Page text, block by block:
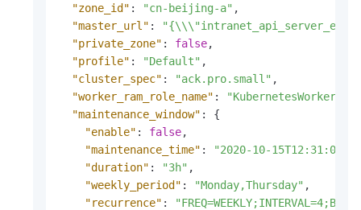
"zone_id" : "cn-beijing-a" ,
"master_url" :
"private_zone" : false,
"profile" : "Default" ,
"cluster_spec" : "ack.pro.small" ,
"worker_ram_role_name" :
"maintenance_window" :
{
"enable" : false,
"maintenance_time" :
"2020-10-
"duration" : "3h" ,
"weekly_period" : "Monday,Thursday" ,
"recurrence" :